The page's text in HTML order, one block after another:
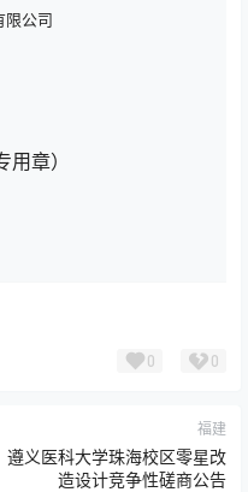
限公司
章）
0 0
福建
遵义医科大学珠海校区零星改
造设计竞争性磋商公告